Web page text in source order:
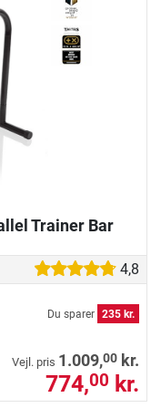
Trainer Bar
4,8
Du sparer 235 kr.
Vejl. pris 1.009,00 kr.
774,00 kr.